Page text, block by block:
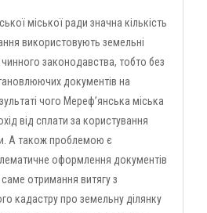
міської ради значна кількість
використовують земельні
законодавства, тобто без
документів на
чого Мерефʼянська міська
від сплати за користування
А також проблемою є
оформлення документів
отримання витягу з
кадастру про земельну ділянку